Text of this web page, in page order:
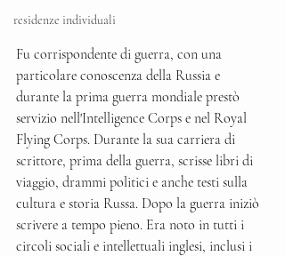
residenze individuali
Fu corrispondente di guerra, con una
particolare conoscenza della Russia e
durante la prima guerra mondiale prestò
servizio nell'Intelligence Corps e nel Royal
Flying Corps. Durante la sua carriera di
scrittore, prima della guerra, scrisse libri di
viaggio, drammi politici e anche testi sulla
cultura e storia Russa. Dopo la guerra iniziò
scrivere a tempo pieno. Era noto in tutti i
circoli sociali e intellettuali inglesi, inclusi i